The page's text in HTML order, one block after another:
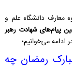
معارف دانشگاه علم و
پیام‌های شهادت رهبر
می‌خوانیم؛
رمضان چه